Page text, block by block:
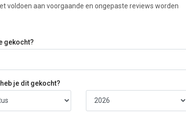
voldoen aan voorgaande en ongepaste reviews worden
gekocht?
je dit gekocht?